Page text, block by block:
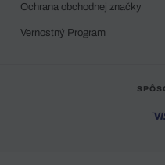
Ochrana obchodnej značky
Vernostný Program